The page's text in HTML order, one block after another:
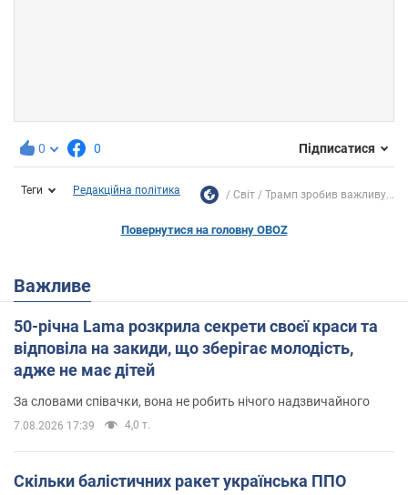
0 0 Підписатися
Теги Редакційна політика Світ Трамп зробив важливу...
Повернутися на головну OBOZ
Важливе
50-річна Lama розкрила секрети своєї краси та
відповіла на закиди, що зберігає молодість,
адже не має дітей
За словами співачки, вона не робить нічого надзвичайного
7.08.2026 17:39 4,0 т.
Скільки балістичних ракет українська ППО